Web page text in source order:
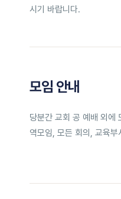
시기 바랍니다.
모임 안내
당분간 교회 공 예배 외에
역모임, 모든 회의, 교육